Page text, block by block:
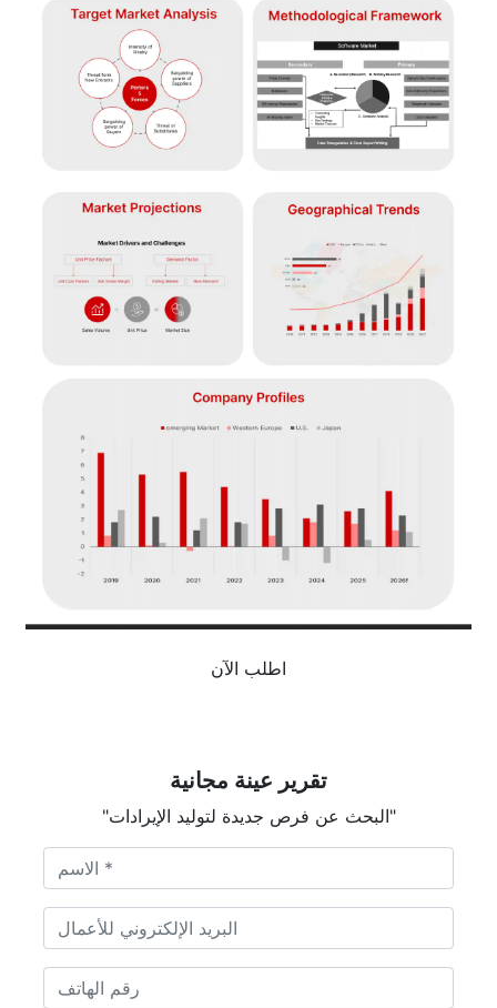
اطلب الآن
تقرير عينة مجانية
"البحث عن فرص جديدة لتوليد الإيرادات"